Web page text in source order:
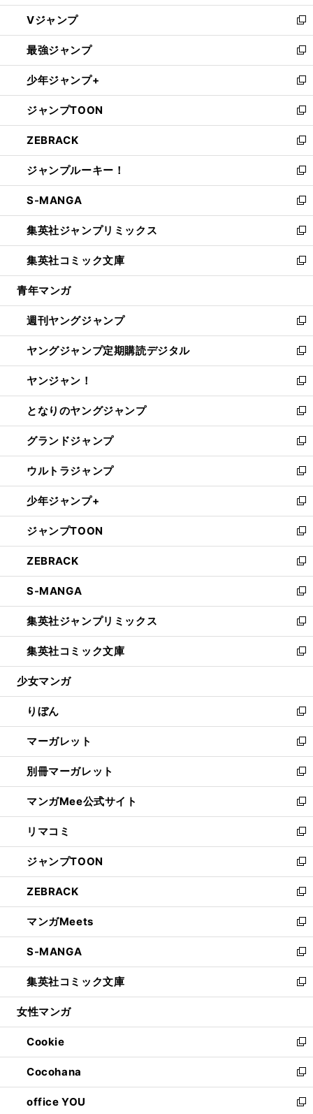
ウ
ィ
ン
ド
ウ
で
開
く
し
い
ウ
ィ
ン
ド
ウ
で
開
く
Vジャンプ
新
し
い
ウ
ィ
ン
ド
ウ
で
開
く
最強ジャンプ
新
し
い
ウ
ィ
ン
ド
ウ
で
開
く
少年ジャンプ+
新
し
い
ウ
ィ
ン
ド
ウ
で
開
く
ジャンプTOON
新
し
い
ウ
ィ
ン
ド
ウ
で
開
く
ZEBRACK
新
し
い
ウ
ィ
ン
ド
ウ
で
開
ジャンプルーキー！
新
し
い
ウ
ィ
ン
ド
ウ
開
く
S-MANGA
新
し
い
ウ
ィ
ン
ウ
で
開
く
集英社ジャンプリミックス
新
し
い
ウ
ン
ド
ウ
で
開
く
集英社コミック文庫
新
し
ウ
ィ
ン
ド
ウ
で
開
く
青年マンガ
週刊ヤングジャンプ
新
し
い
ウ
ィ
ン
ド
ウ
で
開
く
ヤングジャンプ定期購読デジタル
新
し
い
ウ
ィ
ン
ド
ウ
で
開
く
ヤンジャン！
新
し
い
ウ
ィ
ン
ド
ウ
で
開
く
となりのヤングジャンプ
新
し
い
ウ
ィ
ン
ド
ウ
で
開
く
グランドジャンプ
新
し
い
ウ
ィ
ン
ド
ウ
で
開
く
ウルトラジャンプ
新
し
い
ウ
ィ
ン
ド
ウ
で
開
く
少年ジャンプ+
新
し
い
ウ
ィ
ン
ド
ウ
で
開
く
ジャンプTOON
新
し
い
ウ
ィ
ン
ド
ウ
で
開
ZEBRACK
新
し
い
ウ
ィ
ン
ド
ウ
開
く
S-MANGA
新
し
い
ウ
ィ
ン
ウ
で
開
く
集英社ジャンプリミックス
新
し
い
ウ
ン
ド
ウ
で
開
く
集英社コミック文庫
新
し
ウ
ィ
ン
ド
ウ
で
開
く
少女マンガ
りぼん
新
し
い
ウ
ィ
ン
ド
ウ
で
開
く
マーガレット
新
し
い
ウ
ィ
ン
ド
ウ
で
開
く
別冊マーガレット
新
し
い
ウ
ィ
ン
ド
ウ
で
開
く
マンガMee公式サイト
新
し
い
ウ
ィ
ン
ド
ウ
で
開
く
リマコミ
新
し
い
ウ
ィ
ン
ド
ウ
で
開
く
ジャンプTOON
新
し
い
ウ
ィ
ン
ド
ウ
で
開
ZEBRACK
新
し
い
ウ
ィ
ン
ド
ウ
開
く
マンガMeets
新
し
い
ウ
ィ
ン
ウ
で
開
く
S-MANGA
新
し
い
ウ
ン
ド
ウ
で
開
く
集英社コミック文庫
新
し
ウ
ィ
ン
ド
ウ
で
女性マンガ
Cookie
新
し
い
ウ
ィ
Cocohana
新
し
い
office YOU
新